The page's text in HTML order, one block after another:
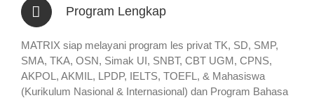
Program Lengkap
MATRIX siap melayani program les privat TK, SD, SMP,
SMA, TKA, OSN, Simak UI, SNBT, CBT UGM, CPNS,
AKPOL, AKMIL, LPDP, IELTS, TOEFL, & Mahasiswa
(Kurikulum Nasional & Internasional) dan Program Bahasa